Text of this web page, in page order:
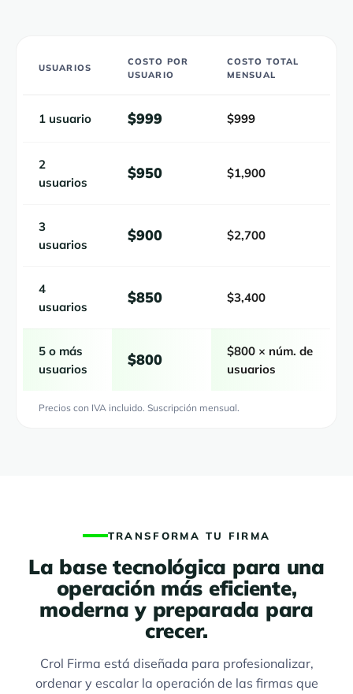
USUARIOS
COSTO POR
USUARIO
COSTO TOTAL
MENSUAL
1 usuario $999 $999
2
usuarios
$950 $1,900
3
usuarios
$900 $2,700
4
usuarios
$850 $3,400
5 o más
usuarios
$800
$800 × núm. de
usuarios
Precios con IVA incluido. Suscripción mensual.
TRANSFORMA TU FIRMA
La base tecnológica para una
operación más eficiente,
moderna y preparada para
crecer.
Crol Firma está diseñada para profesionalizar,
ordenar y escalar la operación de las firmas que